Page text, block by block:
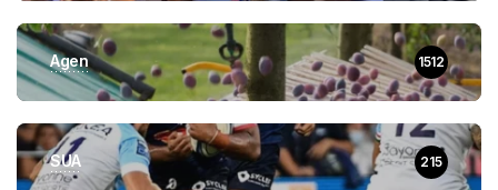
Agen 1512
SUA 215